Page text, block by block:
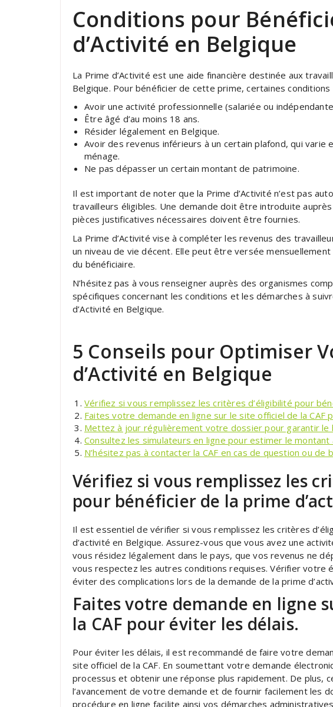
Conditions pour
d’Activité en Belgique
La Prime d’Activité est une aide financière destinée aux
Belgique. Pour bénéficier de cette prime, certaines
Avoir une activité professionnelle (salariée ou
Être âgé d’au moins 18 ans.
Résider légalement en Belgique.
Avoir des revenus inférieurs à un certain plafond, qui varie
ménage.
Ne pas dépasser un certain montant de patrimoine.
Il est important de noter que la Prime d’Activité n’est pas
travailleurs éligibles. Une demande doit être introduite
pièces justificatives nécessaires doivent être fournies.
La Prime d’Activité vise à compléter les revenus des
un niveau de vie décent. Elle peut être versée
du bénéficiaire.
N’hésitez pas à vous renseigner auprès des organismes
spécifiques concernant les conditions et les démarches à
d’Activité en Belgique.
5 Conseils pour Optimiser
d’Activité en Belgique
Vérifiez si vous remplissez les critères d’éligibilité pour
Faites votre demande en ligne sur le site officiel de la CAF
Mettez à jour régulièrement votre dossier pour garantir le
Consultez les simulateurs en ligne pour estimer le
N’hésitez pas à contacter la CAF en cas de question ou de
Vérifiez si vous remplissez les
pour bénéficier de la prime
Il est essentiel de vérifier si vous remplissez les critères
d’activité en Belgique. Assurez-vous que vous avez une
vous résidez légalement dans le pays, que vos revenus ne
vous respectez les autres conditions requises. Vérifier votre
éviter des complications lors de la demande de la prime
Faites votre demande en ligne
la CAF pour éviter les délais.
Pour éviter les délais, il est recommandé de faire votre
site officiel de la CAF. En soumettant votre demande
processus et obtenir une réponse plus rapidement. De plus,
l’avancement de votre demande et de fournir facilement les
procédure en ligne facilite ainsi vos démarches